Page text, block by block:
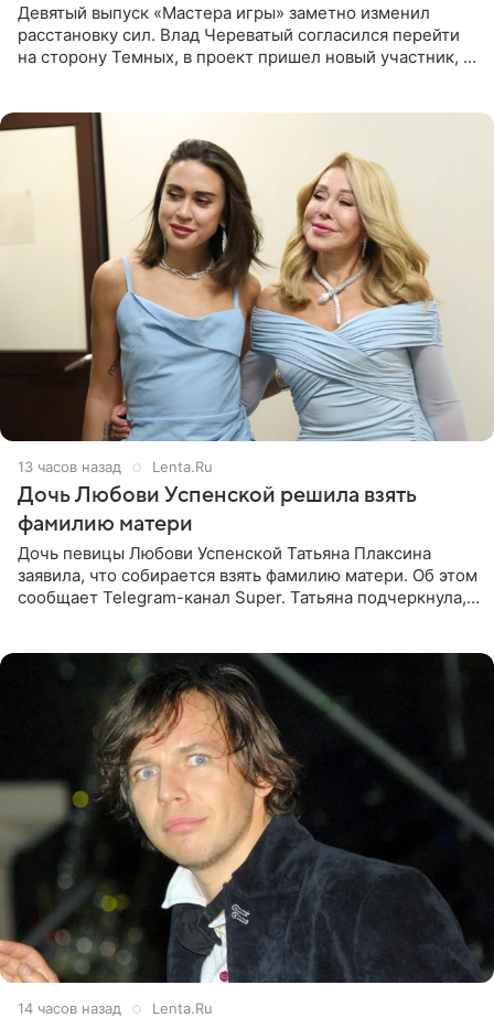
Девятый выпуск «Мастера игры» заметно изменил
расстановку сил. Влад Череватый согласился перейти
на сторону Темных, в проект пришел новый участник, а
13 часов назад Lenta.Ru
Дочь Любови Успенской решила взять
фамилию матери
Дочь певицы Любови Успенской Татьяна Плаксина
заявила, что собирается взять фамилию матери. Об этом
сообщает Telegram-канал Super. Татьяна подчеркнула,
14 часов назад Lenta.Ru